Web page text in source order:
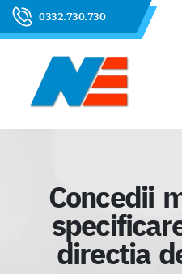
0332.730.730
Concedii
directia